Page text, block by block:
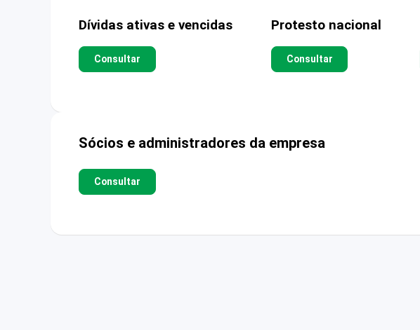
Dívidas ativas e vencidas
Consultar
Protesto nacional
Consultar
Sócios e administradores da empresa
Consultar